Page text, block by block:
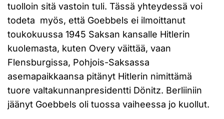
tuolloin sitä vastoin tuli. Tässä yhteydessä voi
todeta myös, että Goebbels ei ilmoittanut
toukokuussa 1945 Saksan kansalle Hitlerin
kuolemasta, kuten Overy väittää, vaan
Flensburgissa, Pohjois-Saksassa
asemapaikkaansa pitänyt Hitlerin nimittämä
tuore valtakunnanpresidentti Dönitz. Berliiniin
jäänyt Goebbels oli tuossa vaiheessa jo kuollut.